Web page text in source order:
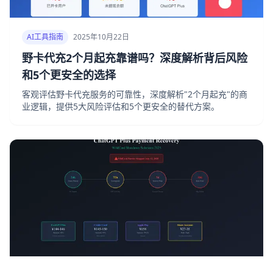
AI工具指南 2025年10月22日
野卡代充2个月起充靠谱吗？深度解析背后风险
和5个更安全的选择
客观评估野卡代充服务的可靠性，深度解析"2个月起充"的商
业逻辑，提供5大风险评估和5个更安全的替代方案。